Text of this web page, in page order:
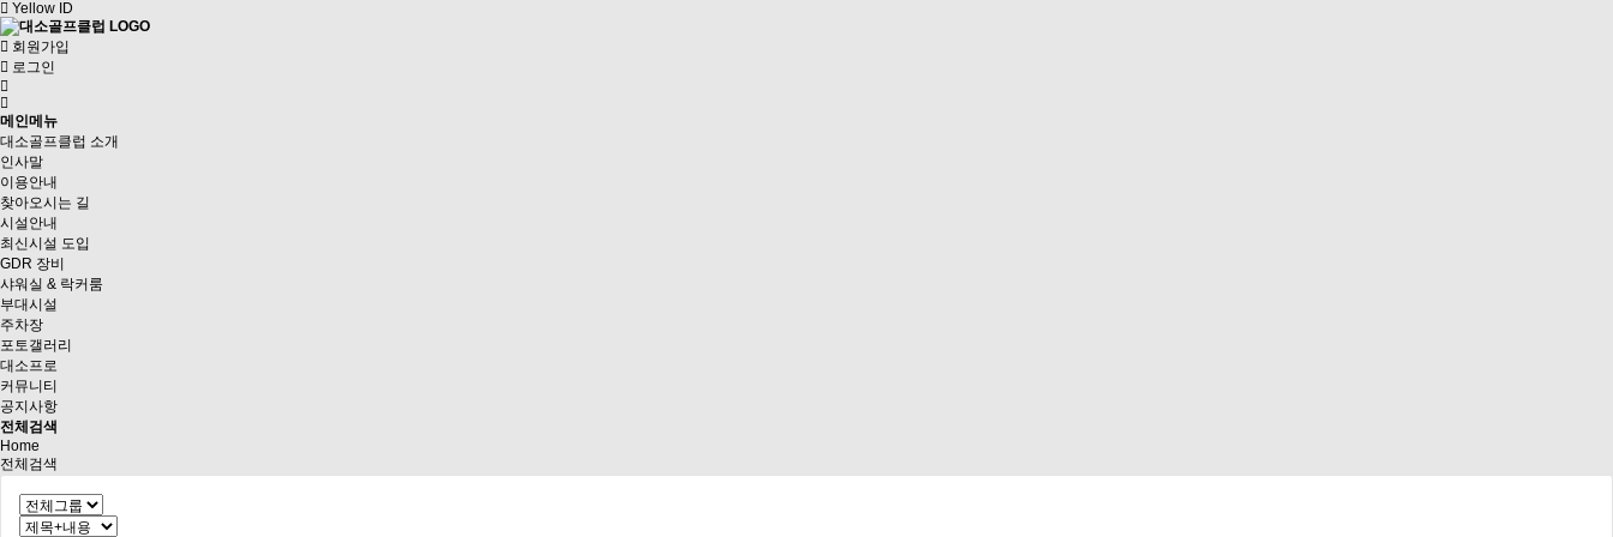
Yellow ID
회원가입
로그인
메인메뉴
대소골프클럽 소개
인사말
이용안내
찾아오시는 길
시설안내
최신시설 도입
GDR 장비
샤워실 & 락커룸
부대시설
주차장
포토갤러리
대소프로
커뮤니티
공지사항
전체검색
Home
전체검색